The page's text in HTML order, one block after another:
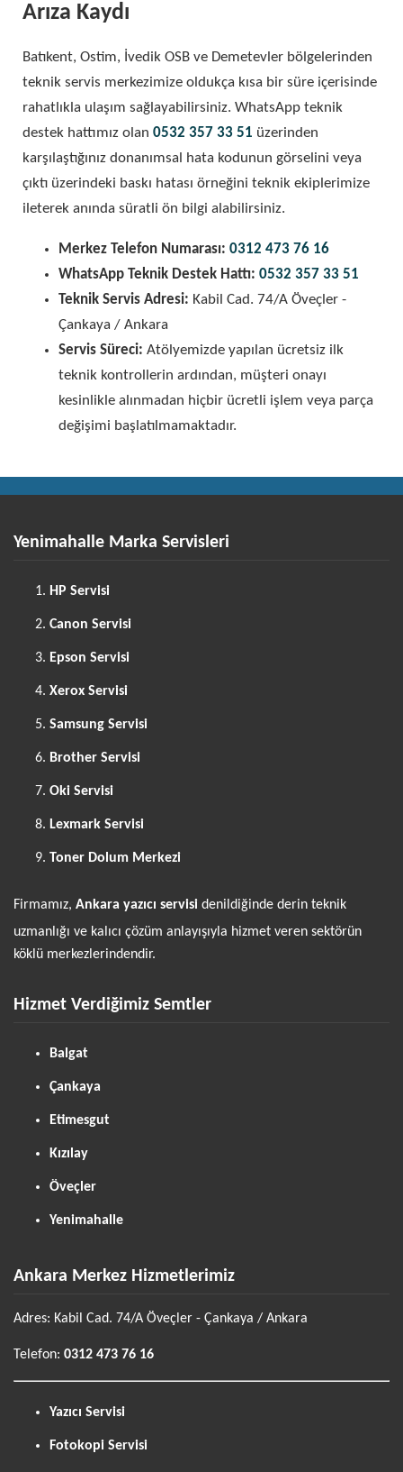
Arıza Kaydı
Batıkent, Ostim, İvedik OSB ve Demetevler bölgelerinden
teknik servis merkezimize oldukça kısa bir süre içerisinde
rahatlıkla ulaşım sağlayabilirsiniz. WhatsApp teknik
destek hattımız olan 0532 357 33 51 üzerinden
karşılaştığınız donanımsal hata kodunun görselini veya
çıktı üzerindeki baskı hatası örneğini teknik ekiplerimize
ileterek anında süratli ön bilgi alabilirsiniz.
Merkez Telefon Numarası: 0312 473 76 16
WhatsApp Teknik Destek Hattı: 0532 357 33 51
Teknik Servis Adresi: Kabil Cad. 74/A Öveçler -
Çankaya / Ankara
Servis Süreci: Atölyemizde yapılan ücretsiz ilk
teknik kontrollerin ardından, müşteri onayı
kesinlikle alınmadan hiçbir ücretli işlem veya parça
değişimi başlatılmamaktadır.
Yenimahalle Marka Servisleri
HP Servisi
Canon Servisi
Epson Servisi
Xerox Servisi
Samsung Servisi
Brother Servisi
Oki Servisi
Lexmark Servisi
Toner Dolum Merkezi
Firmamız, Ankara yazıcı servisi denildiğinde derin teknik
uzmanlığı ve kalıcı çözüm anlayışıyla hizmet veren sektörün
köklü merkezlerindendir.
Hizmet Verdiğimiz Semtler
Balgat
Çankaya
Etimesgut
Kızılay
Öveçler
Yenimahalle
Ankara Merkez Hizmetlerimiz
Adres: Kabil Cad. 74/A Öveçler - Çankaya / Ankara
Telefon: 0312 473 76 16
Yazıcı Servisi
Fotokopi Servisi